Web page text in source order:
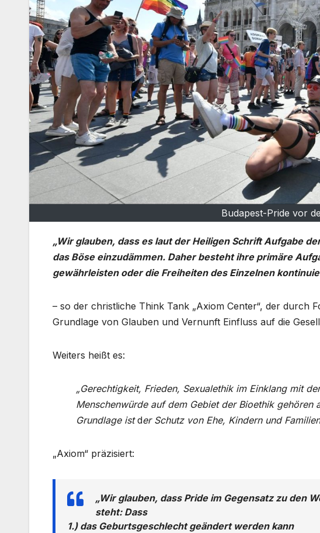
Budapest-Pride vor
„Wir glauben, dass es laut der Heiligen Schrift Aufgabe
das Böse einzudämmen. Daher besteht ihre primäre
gewährleisten oder die Freiheiten des Einzelnen
– so der christliche Think Tank „Axiom Center“, der durch
Grundlage von Glauben und Vernunft Einfluss auf die
Weiters heißt es:
„Gerechtigkeit, Frieden, Sexualethik im Einklang mit
Menschenwürde auf dem Gebiet der Bioethik gehören
Grundlage istder Schutz von Ehe, Kindern und
„Axiom“ präzisiert:
„Wir glauben, dass Pride im Gegensatz zu den
steht: Dass
1.) das Geburtsgeschlecht geändert werden kann